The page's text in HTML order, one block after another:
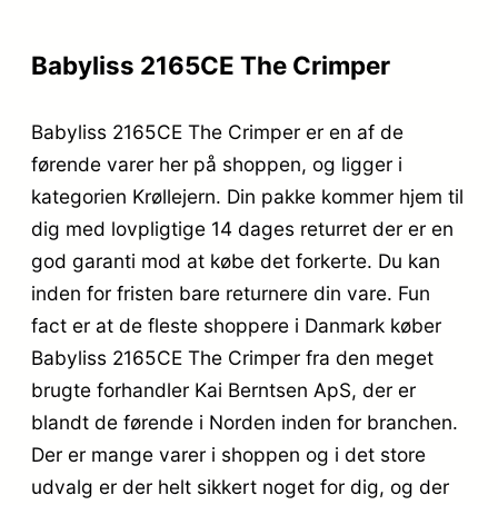
Babyliss 2165CE The Crimper
Babyliss 2165CE The Crimper er en af de
førende varer her på shoppen, og ligger i
kategorien Krøllejern. Din pakke kommer hjem til
dig med lovpligtige 14 dages returret der er en
god garanti mod at købe det forkerte. Du kan
inden for fristen bare returnere din vare. Fun
fact er at de fleste shoppere i Danmark køber
Babyliss 2165CE The Crimper fra den meget
brugte forhandler Kai Berntsen ApS, der er
blandt de førende i Norden inden for branchen.
Der er mange varer i shoppen og i det store
udvalg er der helt sikkert noget for dig, og der